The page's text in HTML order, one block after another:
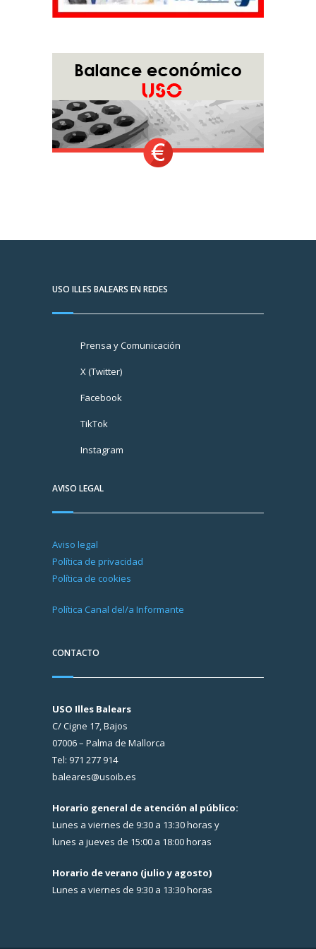
USO ILLES BALEARS EN REDES
Prensa y Comunicación
X (Twitter)
Facebook
TikTok
Instagram
AVISO LEGAL
Aviso legal
Política de privacidad
Política de cookies
Política Canal del/a Informante
CONTACTO
USO Illes Balears
C/ Cigne 17, Bajos
07006 – Palma de Mallorca
Tel: 971 277 914
baleares@usoib.es
Horario general de atención al público:
Lunes a viernes de 9:30 a 13:30 horas y
lunes a jueves de 15:00 a 18:00 horas
Horario de verano (julio y agosto)
Lunes a viernes de 9:30 a 13:30 horas